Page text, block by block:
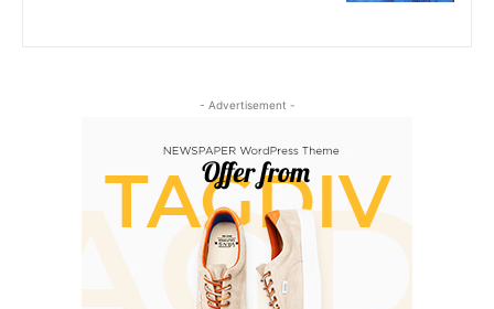
- Advertisement -